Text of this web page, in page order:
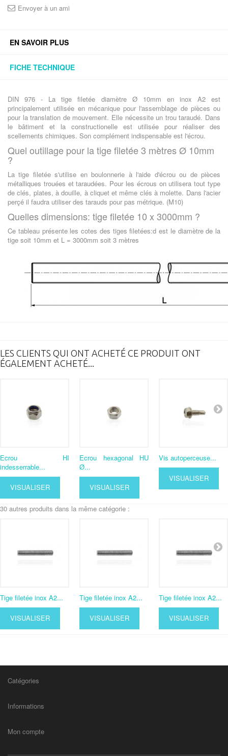
Envoyer à un ami
EN SAVOIR PLUS
FICHE TECHNIQUE
DIN 976 - La tige filetée diamètre Ø 10mm en inox A2 est
principalement utilisée en mécanique pour l'assemblage de pièces ou
pour la translation de mouvement. Elle nécessite un trou taraudé. Dans
le bâtiment et la constructionelle est utilisée pour réaliser des
scellements chimiques. Son complément indispensable est l'écrou.
Quel outillage pour la tige filetée 3 mètres Ø 10mm
?
La tige filetée s'utilise en boulonnerie à l'aide d'écrou ou de pièces
métalliques trouées et taraudées. Pour les écrous on utilisera tout type
de clés, plates, à douille, à cliquet et même clés à molette. Dans l'acier
perçé il faudra utiliser des tarauds pour pas métrique. (M10)
Quelles dimensions: tige filetée 10 x 3000mm ?
Ce tableau présente les cotes des tiges filetées:d est le diamètre de la
tige soit 10mm et L = 3000mm soit 3 mètres
LES CLIENTS QUI ONT ACHETÉ CE PRODUIT ONT
ÉGALEMENT ACHETÉ...
Ecrou HI
indesserrable...
VISUALISER
Ecrou hexagonal HU
Ø...
VISUALISER
Vis autoperceuse...
VISUALISER
30 autres produits dans la même catégorie :
Tige filetée inox A2...
VISUALISER
Tige filetée inox A2...
VISUALISER
Tige filetée inox A2...
VISUALISER
Catégories
Informations
Mon compte